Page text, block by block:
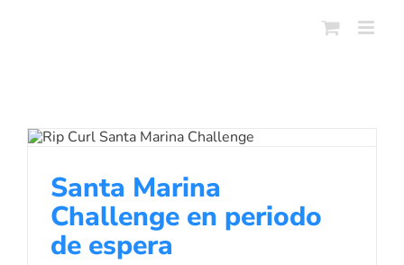
Santa Marina Challenge en periodo
Noticias de Surf
Santa Marina
Challenge en periodo
de espera